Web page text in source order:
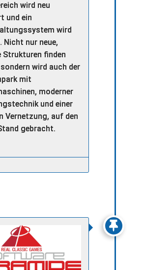
wird neu
und ein
wird
Nicht nur neue,
Strukturen finden
wird auch der
mit
moderner
und einer
Vernetzung, auf den
gebracht.